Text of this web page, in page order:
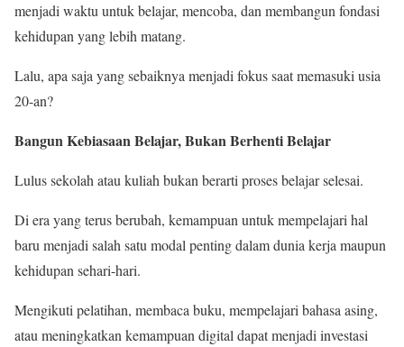
menjadi waktu untuk belajar, mencoba, dan membangun fondasi
kehidupan yang lebih matang.
Lalu, apa saja yang sebaiknya menjadi fokus saat memasuki usia
20-an?
Bangun Kebiasaan Belajar, Bukan Berhenti Belajar
Lulus sekolah atau kuliah bukan berarti proses belajar selesai.
Di era yang terus berubah, kemampuan untuk mempelajari hal
baru menjadi salah satu modal penting dalam dunia kerja maupun
kehidupan sehari-hari.
Mengikuti pelatihan, membaca buku, mempelajari bahasa asing,
atau meningkatkan kemampuan digital dapat menjadi investasi